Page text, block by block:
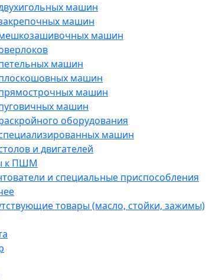
машин
машин
машин
машин
машин
машин
машин
оборудования
машин
и двигателей
к ПШМ
и специальные приспособления
товары (масло, стойки, зажимы)